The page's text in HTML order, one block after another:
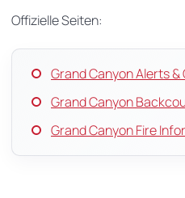
Offizielle Seiten:
Grand Canyon Alerts
Grand Canyon
Grand Canyon Fire